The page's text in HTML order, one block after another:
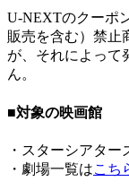
U-NEXTのクーポ
販売を含む）禁止
が、それによって
ん。
■対象の映画館
・スターシアター
・劇場一覧はこち